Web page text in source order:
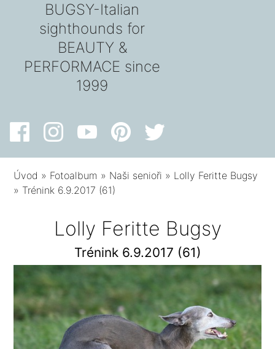
BUGSY-Italian
sighthounds for
BEAUTY &
PERFORMACE since
1999
Úvod » Fotoalbum » Naši senioři » Lolly Feritte Bugsy
» Trénink 6.9.2017 (61)
Lolly Feritte Bugsy
Trénink 6.9.2017 (61)